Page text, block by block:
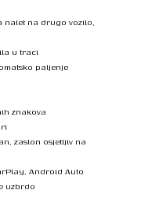
nalet na drugo vozilo,
u traci
paljenje
znakova
zaslon osjetljiv na
Android Auto
uzbrdo